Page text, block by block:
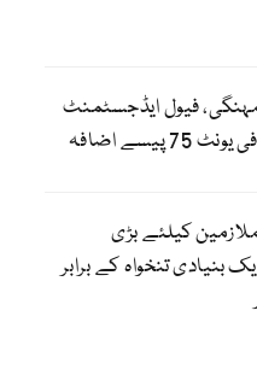
فیول ایڈجسٹمنٹ
پیسے اضافہ
کیلئے بڑی
بنیادی تنخواہ کے برابر